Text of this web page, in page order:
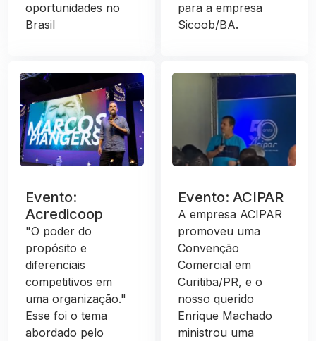
oportunidades no
Brasil
para a empresa
Sicoob/BA.
Evento:
Acredicoop
"O poder do
propósito e
diferenciais
competitivos em
uma organização."
Esse foi o tema
abordado pelo
Evento: ACIPAR
A empresa ACIPAR
promoveu uma
Convenção
Comercial em
Curitiba/PR, e o
nosso querido
Enrique Machado
ministrou uma